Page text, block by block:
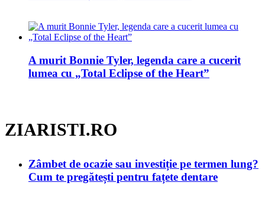
A murit Bonnie Tyler, legenda care a cucerit
lumea cu „Total Eclipse of the Heart”
ZIARISTI.RO
Zâmbet de ocazie sau investiție pe termen lung?
Cum te pregătești pentru fațete dentare